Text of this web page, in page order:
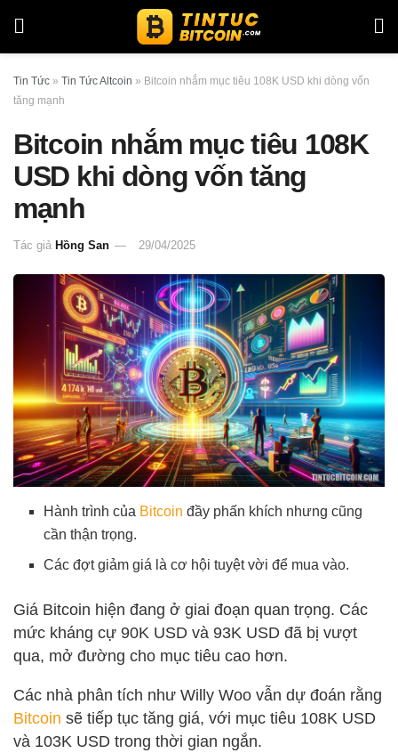
Tin Tức » Tin Tức Altcoin » Bitcoin nhắm mục tiêu 108K USD khi dòng vốn
tăng mạnh
Bitcoin nhắm mục tiêu 108K
USD khi dòng vốn tăng
mạnh
Tác giả Hồng San 29/04/2025
Hành trình của Bitcoin đầy phấn khích nhưng cũng
cần thận trọng.
Các đợt giảm giá là cơ hội tuyệt vời để mua vào.
Giá Bitcoin hiện đang ở giai đoạn quan trọng. Các
mức kháng cự 90K USD và 93K USD đã bị vượt
qua, mở đường cho mục tiêu cao hơn.
Các nhà phân tích như Willy Woo vẫn dự đoán rằng
Bitcoin sẽ tiếp tục tăng giá, với mục tiêu 108K USD
và 103K USD trong thời gian ngắn.